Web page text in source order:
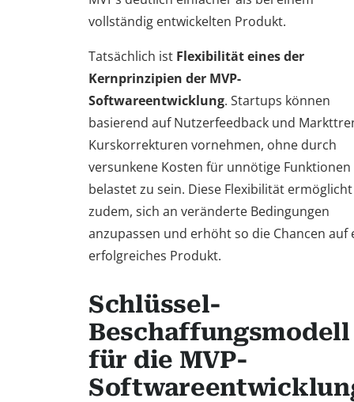
vollständig entwickelten Produkt.
Tatsächlich ist Flexibilität eines der
Kernprinzipien der MVP-
Softwareentwicklung. Startups können
basierend auf Nutzerfeedback und
Kurskorrekturen vornehmen, ohne durch
versunkene Kosten für unnötige Funktionen
belastet zu sein. Diese Flexibilität
zudem, sich an veränderte Bedingungen
anzupassen und erhöht so die Chancen auf
erfolgreiches Produkt.
Schlüssel-
Beschaffungsmodell
für die MVP-